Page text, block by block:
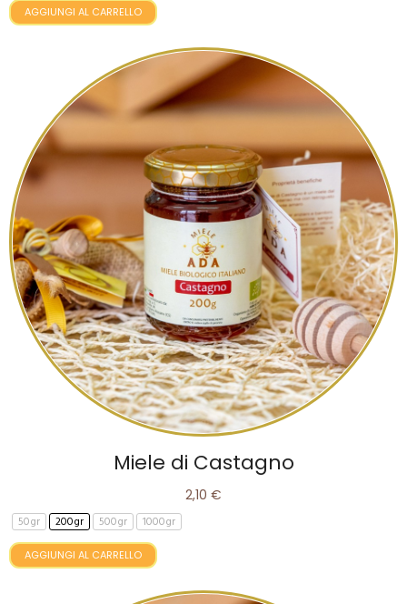
AGGIUNGI AL CARRELLO
Miele di Castagno
2,10 €
50gr
200gr 500gr 1000gr
AGGIUNGI AL CARRELLO